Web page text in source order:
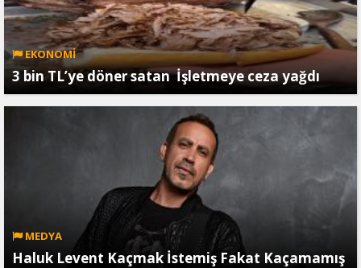
EKONOMİ
3 bin TL’ye döner satan İşletmeye ceza yağdı
MEDYA
Haluk Levent Kaçmak İstemiş Fakat Kaçamamış